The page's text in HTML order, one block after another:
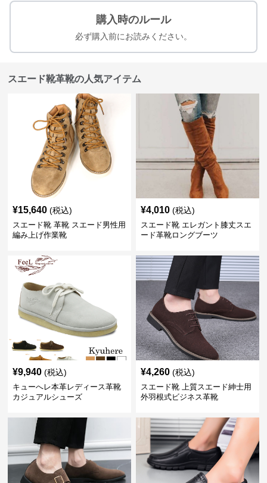
購入時のルール
必ず購入前にお読みください。
スエード靴革靴の人気アイテム
¥15,640 (税込)
スエード靴 革靴 スエード男性用
編み上げ作業靴
¥4,010 (税込)
スエード靴 エレガント膝丈スエ
ード革靴ロングブーツ
¥9,940 (税込)
キューへレ本革レディース革靴
カジュアルシューズ
¥4,260 (税込)
スエード靴 上質スエード紳士用
外羽根式ビジネス革靴